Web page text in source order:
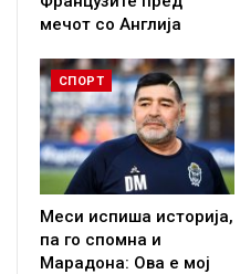
мечот со Англија
СПОРТ
Меси испиша историја,
па го спомна и
Марадона: Ова е мој